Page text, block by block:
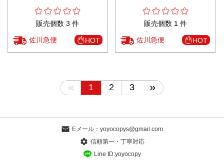
販売個数 3 件
佐川急便 HOT
販売個数 1 件
佐川急便 HOT
« 1 2 3 »
Eメール： yoyocopys@gmail.com
信頼第一・丁寧対応
Line ID:yoyocopy